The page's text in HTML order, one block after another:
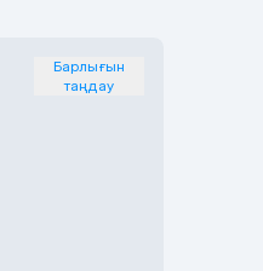
Барлығын
таңдау